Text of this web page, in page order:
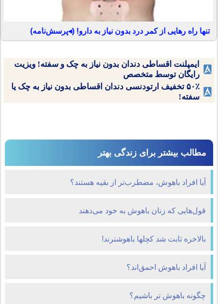
تنها راه رهایی از کمر درد بدون نیاز به دارو! (◂پرسش‌نامه)
ایمپلنت اقساطی دندان بدون نیاز به چک و سفته! ویزیت
رایگان توسط متخصص
۵۰٪ تخفیف ارتودنسی دندان اقساطی بدون نیاز به چک یا
سفته!
مطالب بیشتر برای زندگی بهتر
آیا افراد باهوش، مضطرب‌تر از بقیه هستند؟
قول‌هایی که زنان باهوش به خود می‌دهند
بالاخره ثابت شد کچل‎ها باهوش‎ترند!
آیا افراد باهوش‌ احمق‌اند؟
چگونه باهوش تر باشیم؟